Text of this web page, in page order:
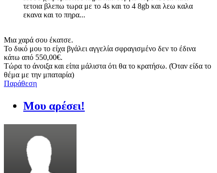
τετοια βλεπω τωρα με το 4s και το 4 8gb και λεω καλα
εκανα και το πηρα...
Μια χαρά σου έκατσε.
Το δικό μου το είχα βγάλει αγγελία σφραγισμένο δεν το έδινα
κάτω από 550,00€.
Τώρα το άνοιξα και είπα μάλιστα ότι θα το κρατήσω. (Όταν είδα το
θέμα με την μπαταρία)
Παράθεση
Μου αρέσει!